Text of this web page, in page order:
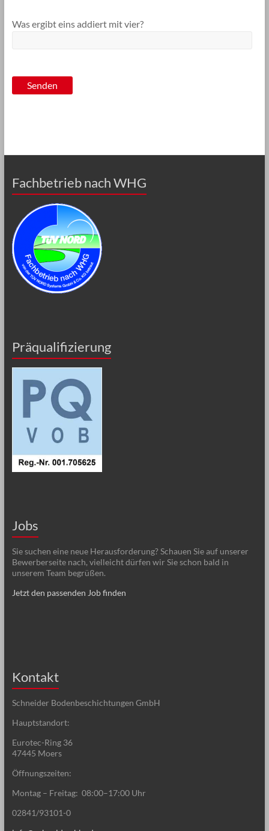
Was ergibt eins addiert mit vier?
Fachbetrieb nach WHG
Präqualifizierung
Jobs
Sie suchen eine neue Herausforderung? Schauen Sie auf unserer
Bewerberseite nach, vielleicht dürfen wir Sie schon bald in
unserem Team begrüßen.
Jetzt den passenden Job finden
Kontakt
Schneider Bodenbeschichtungen GmbH
Hauptstandort:
Eurotec-Ring 36
47445 Moers
Öffnungszeiten:
Montag – Freitag: 08:00–17:00 Uhr
02841/93101-0